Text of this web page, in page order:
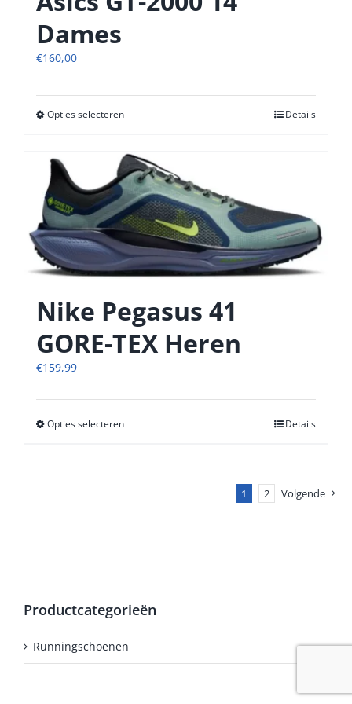
Dames
€160,00
Opties selecterenDit
heeft
meerdere
variaties.
Deze
optie
kan
gekozen
worden
de
productpagina
Details
Nike Pegasus 41
GORE-TEX Heren
€159,99
Opties selecterenDit
de
Details
1 2 Volgende
Productcategorieën
Runningschoenen